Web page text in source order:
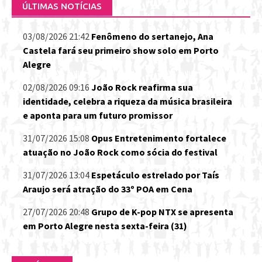
ÚLTIMAS NOTÍCIAS
03/08/2026 21:42 Fenômeno do sertanejo, Ana
Castela fará seu primeiro show solo em Porto
Alegre
02/08/2026 09:16 João Rock reafirma sua
identidade, celebra a riqueza da música brasileira
e aponta para um futuro promissor
31/07/2026 15:08 Opus Entretenimento fortalece
atuação no João Rock como sócia do festival
31/07/2026 13:04 Espetáculo estrelado por Taís
Araujo será atração do 33º POA em Cena
27/07/2026 20:48 Grupo de K-pop NTX se apresenta
em Porto Alegre nesta sexta-feira (31)